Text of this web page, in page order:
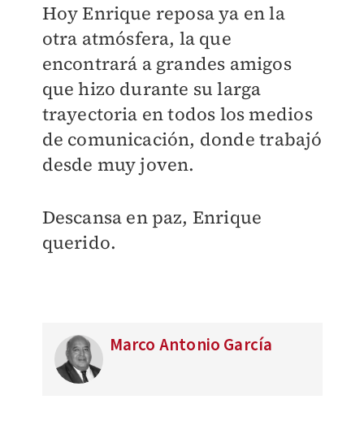
Hoy Enrique reposa ya en la
otra atmósfera, la que
encontrará a grandes amigos
que hizo durante su larga
trayectoria en todos los medios
de comunicación, donde trabajó
desde muy joven.
Descansa en paz, Enrique
querido.
Marco Antonio García